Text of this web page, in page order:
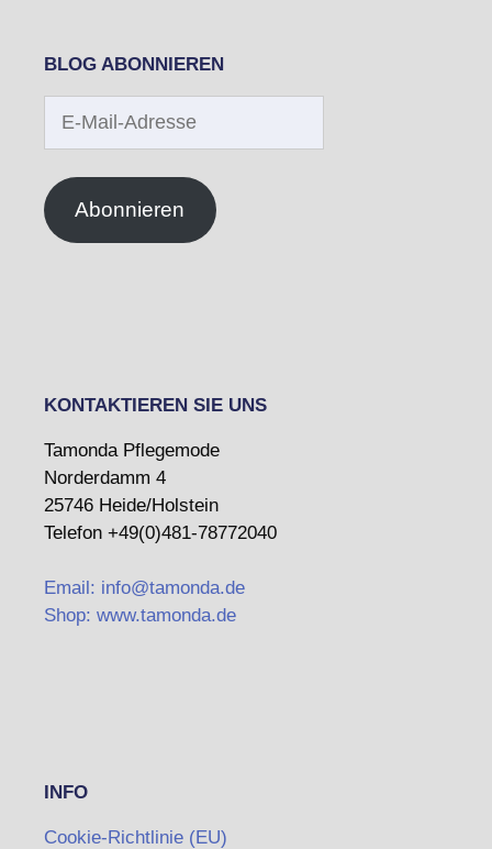
BLOG ABONNIEREN
Mail-
Abonnieren
KONTAKTIEREN SIE UNS
Tamonda Pflegemode
Norderdamm 4
25746 Heide/Holstein
Telefon +49(0)481-78772040
Email: info@tamonda.de
Shop: www.tamonda.de
INFO
Cookie-Richtlinie (EU)